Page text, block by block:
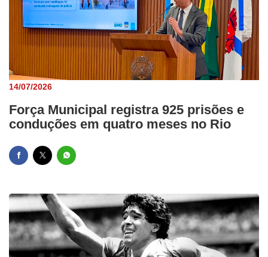
14/07/2026
Força Municipal registra 925 prisões e
conduções em quatro meses no Rio